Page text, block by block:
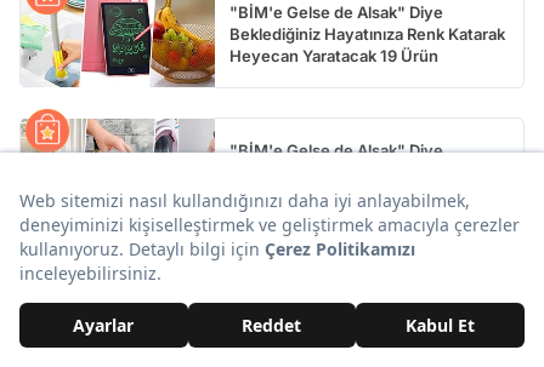
"BİM'e Gelse de Alsak" Diye
Beklediğiniz Hayatınıza Renk Katarak
Heyecan Yaratacak 19 Ürün
"BİM'e Gelse de Alsak" Diye
Yaratacak 19 Ürün
Yorumlar ve Emojiler Aşağıda